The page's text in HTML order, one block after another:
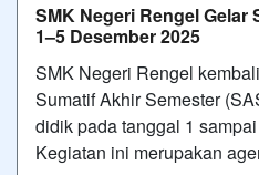
SMK Negeri Rengel
1–5 Desember 2025
SMK Negeri Rengel
Sumatif Akhir Semester
didik pada tanggal 1
Kegiatan ini merupakan